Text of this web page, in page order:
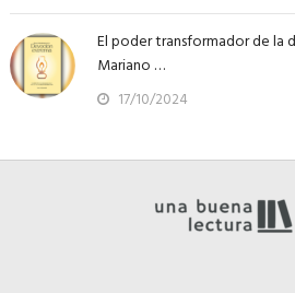
El poder transformador de la
Mariano …
17/10/2024